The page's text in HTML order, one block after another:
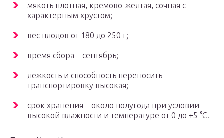
мякоть плотная, кремово-желтая, сочная с
характерным хрустом;
вес плодов от 180 до 250 г;
время сбора – сентябрь;
лежкость и способность переносить
транспортировку высокая;
срок хранения – около полугода при условии
высокой влажности и температуре от 0 до +5 °С.